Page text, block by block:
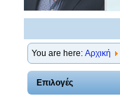
You are here: Αρχική
Επιλογές